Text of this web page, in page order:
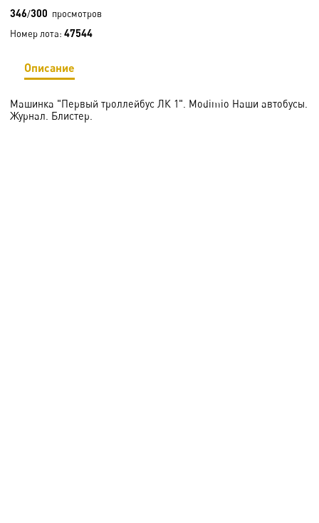
346/300 просмотров
Номер лота: 47544
Описание
Машинка "Первый троллейбус ЛК 1". Modimio Наши автобусы.
Журнал. Блистер.